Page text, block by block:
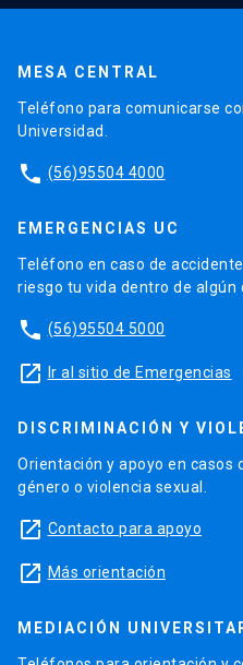
MESA CENTRAL
Teléfono para comunicarse
Universidad.
phone (56)95504 4000
EMERGENCIAS UC
Teléfono en caso de
riesgo tu vida dentro de algún
phone (56)95504 5000
launch Ir al sitio de Emergencias
DISCRIMINACIÓN Y
Orientación y apoyo en casos
género o violencia sexual.
launch Contacto para apoyo
launch Más orientación
MEDIACIÓN